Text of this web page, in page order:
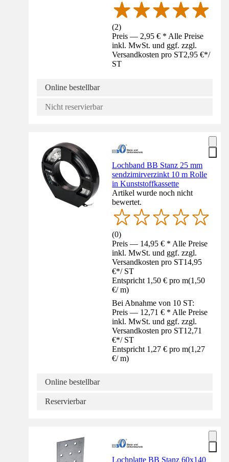
(2)
Preis — 2,95 € * Alle Preise
inkl. MwSt. und ggf. zzgl.
Versandkosten pro ST2,95 €*/
ST
Online bestellbar
Nicht reservierbar
Lochband BB Stanz 25 mm
sendzimirverzinkt 10 m Rolle
in Kunststoffkassette
Artikel wurde noch nicht
bewertet.
(0)
Preis — 14,95 € * Alle Preise
inkl. MwSt. und ggf. zzgl.
Versandkosten pro ST14,95
€*/ ST
Entspricht 1,50 € pro m(1,50
€/ m)
Bei Abnahme von 10 ST:
Preis — 12,71 € * Alle Preise
inkl. MwSt. und ggf. zzgl.
Versandkosten pro ST12,71
€*/ ST
Entspricht 1,27 € pro m(1,27
€/ m)
Online bestellbar
Reservierbar
Lochplatte BB Stanz 60x140